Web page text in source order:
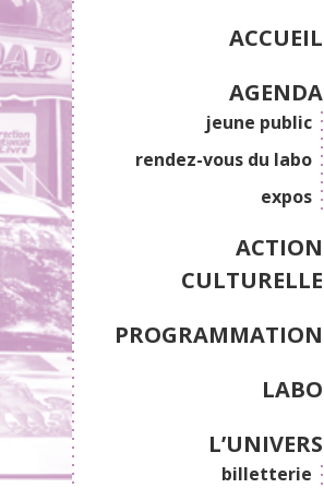
ACCUEIL
AGENDA
jeune public
rendez-vous du labo
expos
ACTION
CULTURELLE
PROGRAMMATION
LABO
L’UNIVERS
billetterie